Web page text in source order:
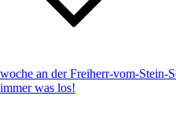
an der Freiherr-vom-Stein-
was los!